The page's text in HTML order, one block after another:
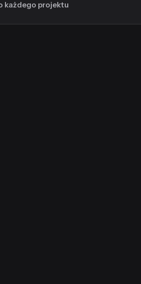
każdego projektu